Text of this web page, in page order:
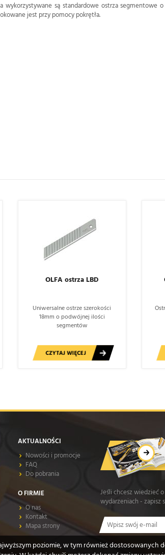
wykorzystywane są standardowe ostrza segmentowe
jest przy pomocy pokrętła.
OLFA ostrza LBD
Uniwersalne ostrze szerokości
18mm o podwójnej ilości
segmentów
CZYTAJ WIĘCEJ
AKTUALNOŚCI
Nowości i promocje
FAQ
Do pobrania
O FIRMIE
O nas
Kontakt
Mapa strony
Jeśli chcesz wiedzieć
wydarzeniach - zapisz
poziomie, w tym również